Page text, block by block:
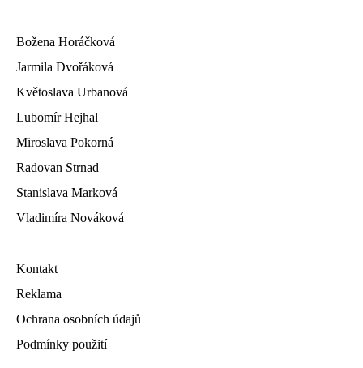
Božena Horáčková
Jarmila Dvořáková
Květoslava Urbanová
Lubomír Hejhal
Miroslava Pokorná
Radovan Strnad
Stanislava Marková
Vladimíra Nováková
Kontakt
Reklama
Ochrana osobních údajů
Podmínky použití